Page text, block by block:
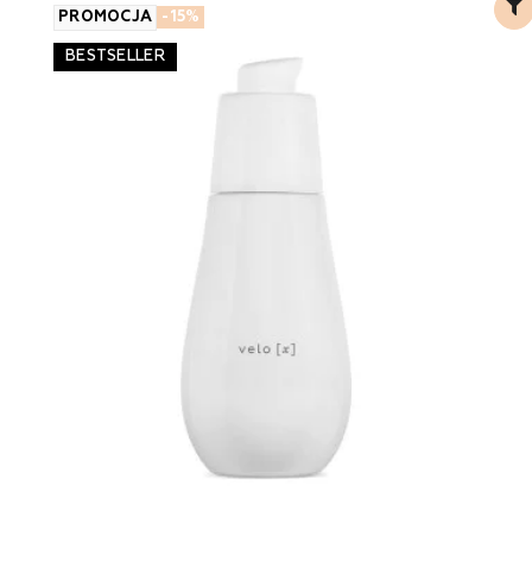
PROMOCJA -15%
BESTSELLER